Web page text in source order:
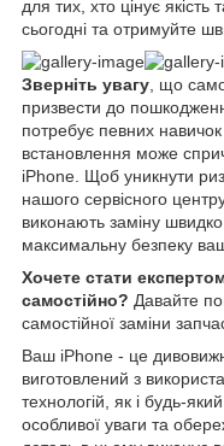
для тих, хто цінує
сьогодні та отримуйте
Зверніть увагу , що
призвести до
потребує певних
встановлення може
iPhone. Щоб уникнути
нашого сервісного
виконають заміну
максимальну безпеку
Хочете стати
самостійно? Давайте
самостійної заміни
Ваш iPhone - це
виготовлений з
технологій, як і будь-
особливої уваги та